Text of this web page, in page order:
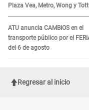
Plaza Vea, Metro, Wong y
ATU anuncia CAMBIOS en el
transporte público por el
del 6 de agosto
Regresar al inicio